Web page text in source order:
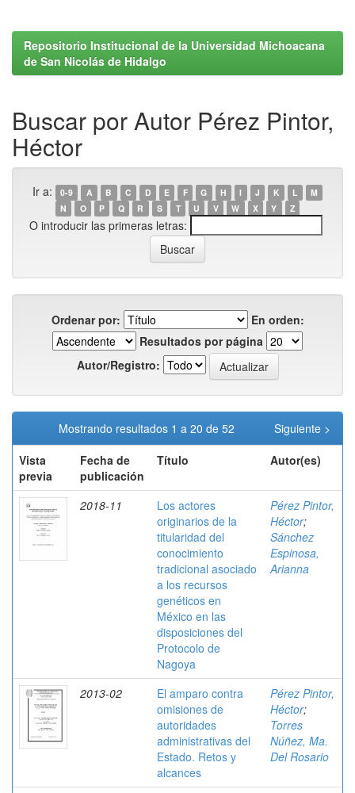
Repositorio Institucional de la Universidad Michoacana
de San Nicolás de Hidalgo
Buscar por Autor Pérez Pintor,
Héctor
Ir a: 0-9 A B C D E F G H I J K L
M
N
O P Q R S T U V W X Y Z
O introducir las primeras letras:
Ordenar por:
En orden:
Resultados por página
Autor/Registro:
Mostrando resultados 1 a 20 de 52
Siguiente >
Vista
previa
Fecha de
publicación
Título Autor(es)
2018-11
Los actores
originarios de la
titularidad del
conocimiento
tradicional asociado
a los recursos
genéticos en
México en las
disposiciones del
Protocolo de
Nagoya
Pérez Pintor,
Héctor;
Sánchez
Espinosa,
Arianna
2013-02
El amparo contra
omisiones de
autoridades
administrativas del
Estado. Retos y
alcances
Pérez Pintor,
Héctor;
Torres
Núñez, Ma.
Del Rosario